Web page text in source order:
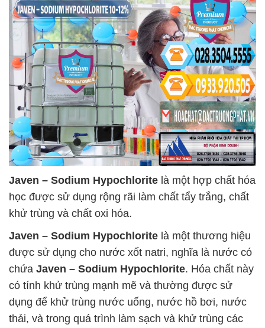
Javen – Sodium Hypochlorite là một hợp chất hóa
học được sử dụng rộng rãi làm chất tẩy trắng, chất
khử trùng và chất oxi hóa.
Javen – Sodium Hypochlorite là một thương hiệu
được sử dụng cho nước xốt natri, nghĩa là nước có
chứa Javen – Sodium Hypochlorite. Hóa chất này
có tính khử trùng mạnh mẽ và thường được sử
dụng để khử trùng nước uống, nước hồ bơi, nước
thải, và trong quá trình làm sạch và khử trùng các